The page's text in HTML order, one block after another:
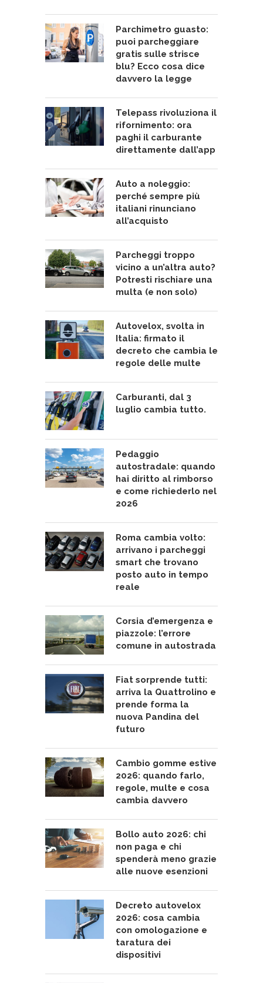
Parchimetro guasto:
puoi parcheggiare
gratis sulle strisce
blu? Ecco cosa dice
davvero la legge
Telepass rivoluziona il
rifornimento: ora
paghi il carburante
direttamente dall’app
Auto a noleggio:
perché sempre più
italiani rinunciano
all’acquisto
Parcheggi troppo
vicino a un’altra auto?
Potresti rischiare una
multa (e non solo)
Autovelox, svolta in
Italia: firmato il
decreto che cambia le
regole delle multe
Carburanti, dal 3
luglio cambia tutto.
Pedaggio
autostradale: quando
hai diritto al rimborso
e come richiederlo nel
2026
Roma cambia volto:
arrivano i parcheggi
smart che trovano
posto auto in tempo
reale
Corsia d’emergenza e
piazzole: l’errore
comune in autostrada
Fiat sorprende tutti:
arriva la Quattrolino e
prende forma la
nuova Pandina del
futuro
Cambio gomme estive
2026: quando farlo,
regole, multe e cosa
cambia davvero
Bollo auto 2026: chi
non paga e chi
spenderà meno grazie
alle nuove esenzioni
Decreto autovelox
2026: cosa cambia
con omologazione e
taratura dei
dispositivi